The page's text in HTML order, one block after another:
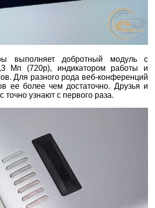
выполняет добротный модуль с
Мп (720p), индикатором работы и
Для разного рода веб-конференций
ее более чем достаточно. Друзья и
точно узнают с первого раза.